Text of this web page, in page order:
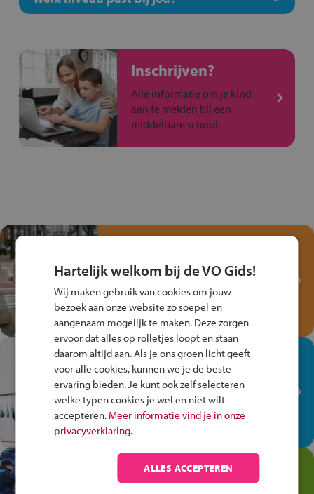
Inschrijven?
Alle informatie om je kind
aan te melden bij een
middelbare school.
Fiets Veilig
Verkeersspel!
Speel het Fiets Veilig Verkeersspel
en win een Cortina-fiets!
In de winkel ben je op je
plek!
Ontdek via het vmbo jouw talent
op de winkelvloer, waar elke dag
anders is!
Jouw talent in de
Transport en Logistiek
Hartelijk welkom bij de VO Gids!
Wij maken gebruik van cookies om jouw
bezoek aan onze website zo soepel en
aangenaam mogelijk te maken. Deze zorgen
ervoor dat alles op rolletjes loopt en staan
daarom altijd aan. Als je ons groen licht geeft
voor alle cookies, kunnen we je de beste
ervaring bieden. Je kunt ook zelf selecteren
welke typen cookies je wel en niet wilt
accepteren. Meer informatie vind je in onze
privacyverklaring.
ALLES ACCEPTEREN